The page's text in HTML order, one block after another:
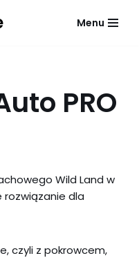
Menu
PRO
Wild Land w
dla
czyli z pokrowcem,